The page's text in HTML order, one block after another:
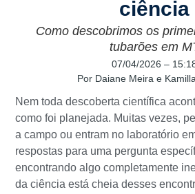
ciência
Como descobrimos os
tubarões em
07/04/2026 –
PorDaiane Meira e
Nem toda descoberta científica
como foi planejada. Muitas vezes,
a campo ou entram no laboratório
respostas para uma pergunta
encontrando algo completamente
da ciência está cheia desses